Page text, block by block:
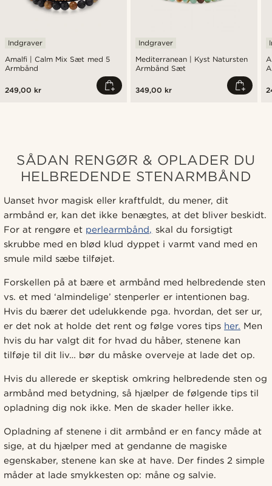
Amalfi | Calm Mix Sæt med 5
Armbånd
Indgraver
249,00 kr
Mediterranean | Kyst Natursten
Armbånd Sæt
Indgraver
349,00 kr
SÅDAN RENGØR & OPLADER DU
HELBREDENDE STENARMBÅND
Uanset hvor magisk eller kraftfuldt, du mener, dit
armbånd er, kan det ikke benægtes, at det bliver beskidt.
For at rengøre et perlearmbånd, skal du forsigtigt
skrubbe med en blød klud dyppet i varmt vand med en
smule mild sæbe tilføjet.
Forskellen på at bære et armbånd med helbredende sten
vs. et med ‘almindelige’ stenperler er intentionen bag.
Hvis du bærer det udelukkende pga. hvordan, det ser ur,
er det nok at holde det rent og følge vores tips her. Men
hvis du har valgt dit for hvad du håber, stenene kan
tilføje til dit liv… bør du måske overveje at lade det op.
Hvis du allerede er skeptisk omkring helbredende sten og
armbånd med betydning, så hjælper de følgende tips til
opladning dig nok ikke. Men de skader heller ikke.
Opladning af stenene i dit armbånd er en fancy måde at
sige, at du hjælper med at gendanne de magiske
egenskaber, stenene kan ske at have. Der findes 2 simple
måder at lade smykkesten op: måne og salvie.